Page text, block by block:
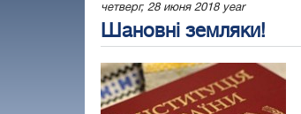
четверг, 28 июня 2018 year
Шановні земляки!